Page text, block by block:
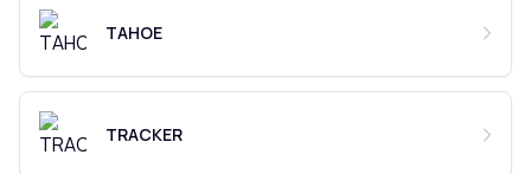
TAHOE
TRACKER